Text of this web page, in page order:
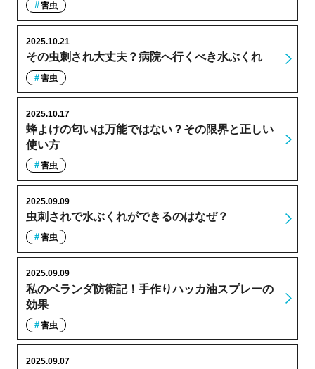
害虫
その虫刺され大丈夫？病院へ行くべき水ぶくれ
2025.10.21
害虫
蜂よけの匂いは万能ではない？その限界と正しい
使い方
2025.10.17
害虫
虫刺されで水ぶくれができるのはなぜ？
2025.09.09
害虫
私のベランダ防衛記！手作りハッカ油スプレーの
効果
2025.09.09
害虫
2025.09.07